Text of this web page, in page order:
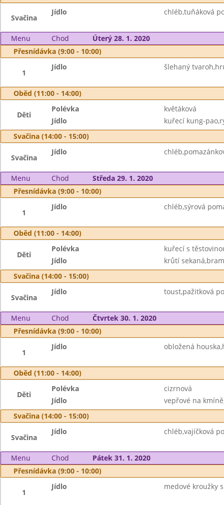
Svačina
Jídlo chléb,tuňáková
Menu Chod
Úterý 28. 1. 2020
Přesnídávka (9:00 - 10:00)
1
Jídlo šlehaný
Oběd (11:00 - 14:00)
Děti
Polévka
květáková
Jídlo
kuřecí kung-
Svačina (14:00 - 15:00)
Svačina
Jídlo
Menu Chod
Středa 29. 1. 2020
Přesnídávka (9:00 - 10:00)
1
Jídlo chléb,sýrová
Oběd (11:00 - 14:00)
Děti
Polévka
kuřecí s
Jídlo
krůtí
Svačina (14:00 - 15:00)
Svačina
Jídlo toust,pažitková
Menu Chod
Čtvrtek 30. 1. 2020
Přesnídávka (9:00 - 10:00)
1
Jídlo obložená
Oběd (11:00 - 14:00)
Děti
Polévka
cizrnová
Jídlo
vepřové na
Svačina (14:00 - 15:00)
Svačina
Jídlo chléb,vajíčková
Menu Chod
Pátek 31. 1. 2020
Přesnídávka (9:00 - 10:00)
1
Jídlo medové kroužky